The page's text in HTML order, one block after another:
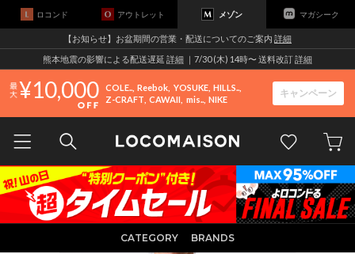
ロコンド アウトレット メゾン マガシーク
【お知らせ】お盆期間の営業・配送についてのご案内 詳細
熊本地震の影響による配送遅延 詳細 ｜7/30 (木) 14時〜 送料改訂詳細
10,000 COLE.. Reebok YOSUKE HILLS..
Z-CRAFT CAWAII mis.. NIKE
キャンペーン
CATEGORY BRANDS